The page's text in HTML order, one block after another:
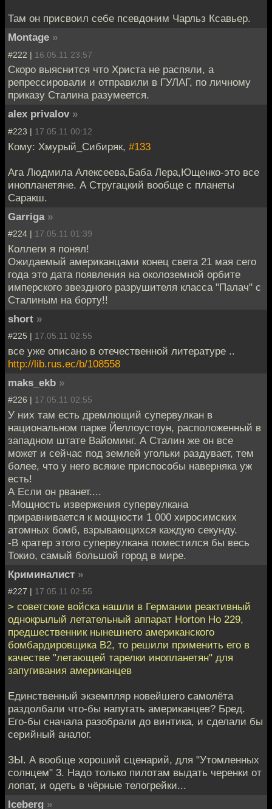
Там он присвоил себе псевдоним Чарльз Ксавьер.
Montage »
#222 | 16.05.11 23:57
Скоро выяснится что Христа не распяли, а
репрессировали и отправили в ГУЛАГ, по личному
приказу Сталина разумеется.
alex privalov »
#223 | 17.05.11 00:12
Кому: Хмурый_Сибиряк, #133
Ага Людмила Алексеева,Баба Лера,Ющенко-это все
инопланетяне. А Стругацкий вообще с планеты
Саракш.
Garriga »
#224 | 17.05.11 01:39
Коллеги я понял!
Ожидаемый американцами конец света 21 мая сего
года это дата появления на околоземной орбите
имперского звездного разрушителя класса "Палач" с
Сталиным на борту!!
short »
#225 | 17.05.11 02:55
все уже описано в отечественной литературе ..
http://lib.rus.ec/b/108558
maks_ekb »
#226 | 17.05.11 02:55
У них там есть дремлющий супервулкан в
национальном парке Йеллоустоун, расположенный в
западном штате Вайоминг. А Сталин же он все
может и сейчас под землей угольки раздувает, тем
более, что у него всякие приспособы наверняка уж
есть!
А Если он рванет....
-Мощность извержения супервулкана
приравнивается к мощности 1 000 хиросимских
атомных бомб, взрывающихся каждую секунду.
-В кратер этого супервулкана поместился бы весь
Токио, самый большой город в мире.
Криминалист »
#227 | 17.05.11 02:55
> советские войска нашли в Германии реактивный
однокрылый летательный аппарат Horton Ho 229,
предшественник нынешнего американского
бомбардировщика B2, то решили применить его в
качестве "летающей тарелки инопланетян" для
запугивания американцев
Единственный экземпляр новейшего самолёта
раздолбали что-бы напугать американцев? Бред.
Его-бы сначала разобрали до винтика, и сделали бы
серийный аналог.
ЗЫ. А вообще хороший сценарий, для "Утомленных
солнцем" 3. Надо только пилотам выдать черенки от
лопат, и одеть в чёрные телогрейки...
Iceberg »